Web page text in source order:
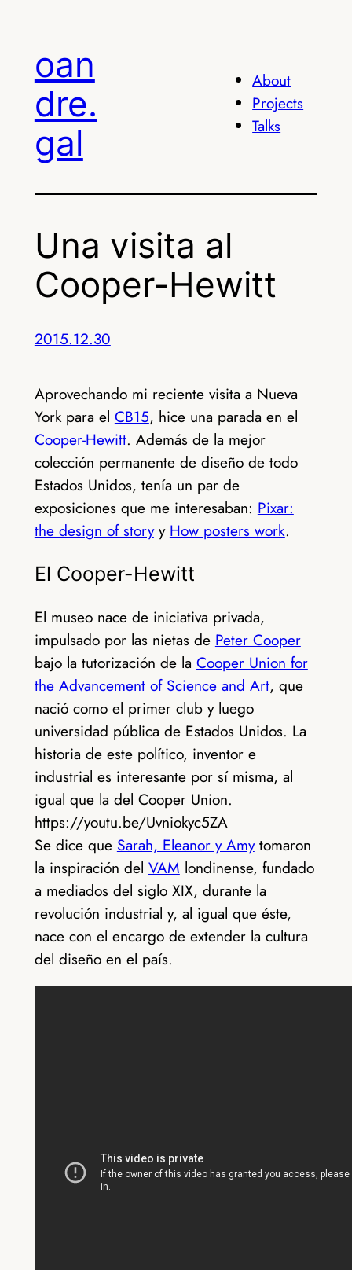
contentoan
dre.
gal
About
Projects
Talks
Una visita al
Cooper-Hewitt
2015.12.30
Aprovechando mi reciente visita a Nueva
York para el CB15, hice una parada en el
Cooper-Hewitt. Además de la mejor
colección permanente de diseño de todo
Estados Unidos, tenía un par de
exposiciones que me interesaban: Pixar:
the design of storyy How posters work.
El Cooper-Hewitt
El museo nace de iniciativa privada,
impulsado por las nietas de Peter Cooper
bajo la tutorización de la Cooper Union for
the Advancement of Science and Art, que
nació como el primer club y luego
universidad pública de Estados Unidos. La
historia de este político, inventor e
industrial es interesante por sí misma, al
igual que la del Cooper Union.
https://youtu.be/Uvniokyc5ZA
Se dice que Sarah, Eleanor y Amytomaron
la inspiración del VAM londinense, fundado
a mediados del siglo XIX, durante la
revolución industrial y, al igual que éste,
nace con el encargo de extender la cultura
del diseño en el país.